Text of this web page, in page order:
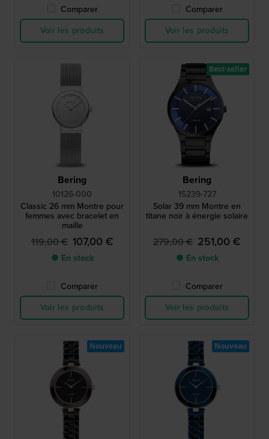
Comparer
Voir les produits
Comparer
Voir les produits
Bering
10126-000
Classic 26 mm Montre pour
femmes avec bracelet en
maille
119,00 € 107,00 €
● En stock
Comparer
Voir les produits
Bering
15239-727
Solar 39 mm Montre en
titane noir à énergie solaire
279,00 € 251,00 €
● En stock
Comparer
Voir les produits
Best-seller
Nouveau Nouveau